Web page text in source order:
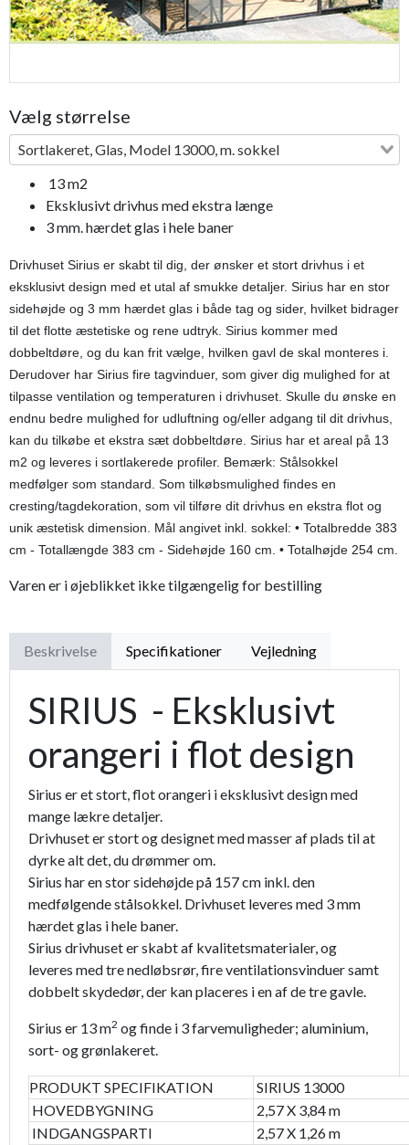
Vælg størrelse
Sortlakeret, Glas, Model 13000, m. sokkel
13 m2
Eksklusivt drivhus med ekstra længe
3 mm. hærdet glas i hele baner
Drivhuset Sirius er skabt til dig, der ønsker et stort drivhus i et
eksklusivt design med et utal af smukke detaljer. Sirius har en stor
sidehøjde og 3 mm hærdet glas i både tag og sider, hvilket bidrager
til det flotte æstetiske og rene udtryk. Sirius kommer med
dobbeltdøre, og du kan frit vælge, hvilken gavl de skal monteres i.
Derudover har Sirius fire tagvinduer, som giver dig mulighed for at
tilpasse ventilation og temperaturen i drivhuset. Skulle du ønske en
endnu bedre mulighed for udluftning og/eller adgang til dit drivhus,
kan du tilkøbe et ekstra sæt dobbeltdøre. Sirius har et areal på 13
m2 og leveres i sortlakerede profiler. Bemærk: Stålsokkel
medfølger som standard. Som tilkøbsmulighed findes en
cresting/tagdekoration, som vil tilføre dit drivhus en ekstra flot og
unik æstetisk dimension. Mål angivet inkl. sokkel: • Totalbredde 383
cm - Totallængde 383 cm - Sidehøjde 160 cm. • Totalhøjde 254 cm.
Varen er i øjeblikket ikke tilgængelig for bestilling
Beskrivelse Specifikationer Vejledning
SIRIUS - Eksklusivt
orangeri i flot design
Sirius er et stort, flot orangeri i eksklusivt design med
mange lækre detaljer.
Drivhuset er stort og designet med masser af plads til at
dyrke alt det, du drømmer om.
Sirius har en stor sidehøjde på 157 cm inkl. den
medfølgende stålsokkel. Drivhuset leveres med 3 mm
hærdet glas i hele baner.
Sirius drivhuset er skabt af kvalitetsmaterialer, og
leveres med tre nedløbsrør, fire ventilationsvinduer samt
dobbelt skydedør, der kan placeres i en af de tre gavle.
Sirius er 13 m2 og finde i 3 farvemuligheder; aluminium,
sort- og grønlakeret.
PRODUKT SPECIFIKATION
SIRIUS 13000
HOVEDBYGNING
2,57 X 3,84 m
INDGANGSPARTI
2,57 X 1,26 m